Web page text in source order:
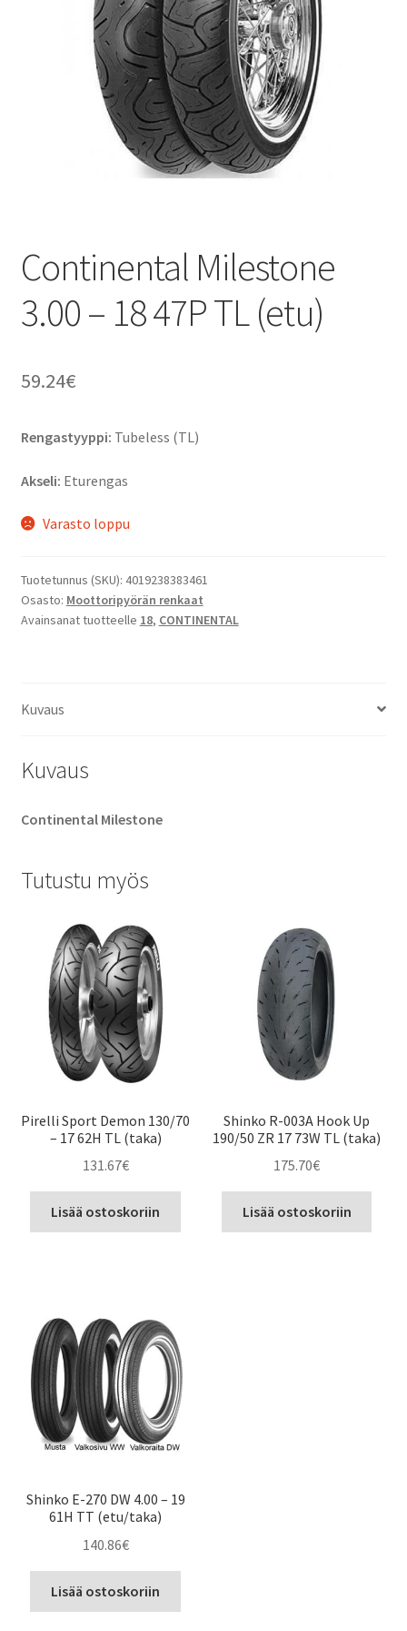
Continental Milestone
3.00 – 18 47P TL (etu)
59.24€
Rengastyyppi: Tubeless (TL)
Akseli: Eturengas
Varasto loppu
Tuotetunnus (SKU): 4019238383461
Osasto: Moottoripyörän renkaat
Avainsanat tuotteelle 18, CONTINENTAL
Kuvaus
Kuvaus
Continental Milestone
Tutustu myös
Pirelli Sport Demon 130/70
– 17 62H TL (taka)
131.67€
Lisää ostoskoriin
Shinko R-003A Hook Up
190/50 ZR 17 73W TL (taka)
175.70€
Lisää ostoskoriin
Shinko E-270 DW 4.00 – 19
61H TT (etu/taka)
140.86€
Lisää ostoskoriin